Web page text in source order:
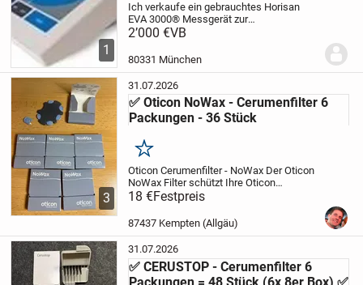
1
Ich verkaufe ein gebrauchtes Horisan
EVA 3000® Messgerät zur
Stoffwechselanalyse (Metabolic Typing).
verwendet, ist voll funktionsfähig und
2’000 €VB
80331 München
3
31.07.2026
✅ Oticon NoWax - Cerumenfilter 6
Packungen - 36 Stück
Merken
Oticon Cerumenfilter - NoWaxDer Oticon
NoWax Filter schützt Ihre Oticon
Hörgeräte vor eindringenden Partikeln.
empfindliche Elektronik und die
Hörermembran können schnell durch
Ohrenschmalz...
18 €Festpreis
87437 Kempten (Allgäu)
31.07.2026
✅ CERUSTOP - Cerumenfilter 6
Packungen = 48 Stück (6x 8er Box) ✅